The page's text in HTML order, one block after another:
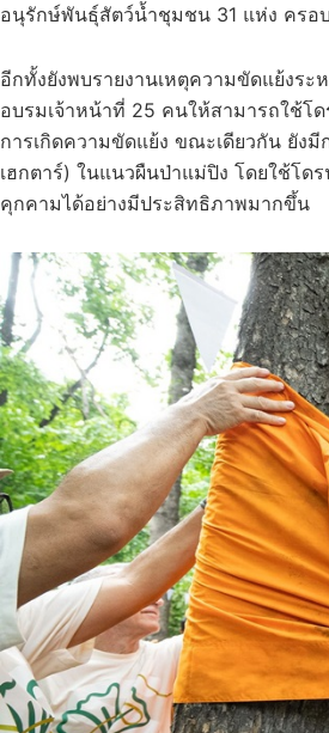
อนุรักษ์พันธุ์สัตว์น้ำชุมชน 31 แห่ง ครอ
อีกทั้งยังพบรายงานเหตุความขัดแย้งร
อบรมเจ้าหน้าที่ 25 คนให้สามารถใช้โ
การเกิดความขัดแย้ง ขณะเดียวกัน ยัง
เฮกตาร์) ในแนวผืนป่าแม่ปิง โดยใช้โด
คุกคามได้อย่างมีประสิทธิภาพมากขึ้น